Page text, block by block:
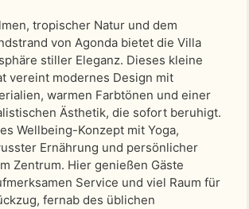
tropischer Natur und dem
von Agonda bietet die Villa
stiller Eleganz. Dieses kleine
vereint modernes Design mit
warmen Farbtönen und einer
Ästhetik, die sofort beruhigt.
Wellbeing-Konzept mit Yoga,
Ernährung und persönlicher
Zentrum. Hier genießen Gäste
Service und viel Raum für
fernab des üblichen